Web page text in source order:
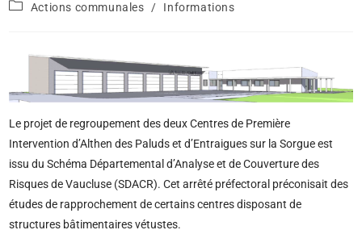
Actions communales
/ Informations
Le projet de regroupement des deux Centres de Première
Intervention d’Althen des Paluds et d’Entraigues sur la Sorgue est
issu du Schéma Départemental d’Analyse et de Couverture des
Risques de Vaucluse (SDACR). Cet arrêté préfectoral préconisait des
études de rapprochement de certains centres disposant de
structures bâtimentaires vétustes.